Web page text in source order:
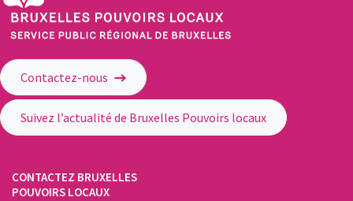
Contactez-nous
Suivez l’actualité de Bruxelles Pouvoirs locaux
CONTACTEZ BRUXELLES
POUVOIRS LOCAUX